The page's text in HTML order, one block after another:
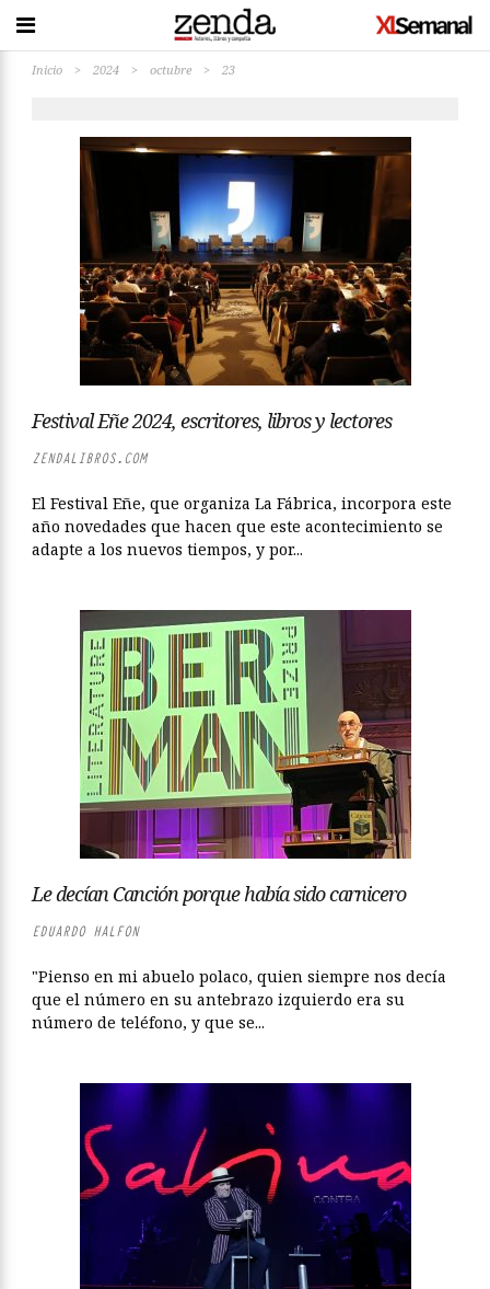
Inicio > 2024 > octubre > 23
Festival Eñe 2024, escritores, libros y lectores
ZENDALIBROS.COM
El Festival Eñe, que organiza La Fábrica, incorpora este
año novedades que hacen que este acontecimiento se
adapte a los nuevos tiempos, y por...
Le decían Canción porque había sido carnicero
EDUARDO HALFON
"Pienso en mi abuelo polaco, quien siempre nos decía
que el número en su antebrazo izquierdo era su
número de teléfono, y que se...